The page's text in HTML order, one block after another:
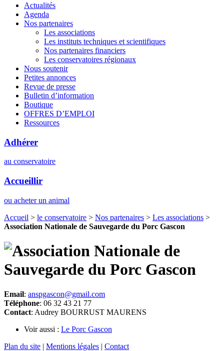
Actualités
Agenda
Nos partenaires
Les associations
Les instituts techniques et scientifiques
Nos partenaires financiers
Les conservatoires régionaux
Nous soutenir
Petites annonces
Revue de presse
Bulletin d’information
Boutique
OFFRES D’EMPLOI
Ressources
Adhérer
au conservatoire
Accueillir
ou acheter un animal
Accueil > le conservatoire > Nos partenaires > Les associations >
Association Nationale de Sauvegarde du Porc Gascon
Email: anspgascon@gmail.com
Téléphone: 06 32 43 21 77
Contact: Audrey BOURRUST MAURENS
Voir aussi : Le Porc Gascon
Plan du site | Mentions légales | Contact